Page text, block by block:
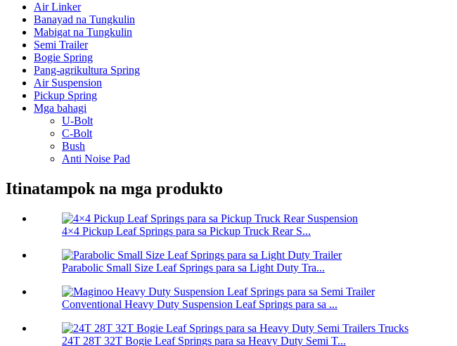
Air Linker
Banayad na Tungkulin
Mabigat na Tungkulin
Semi Trailer
Bogie Spring
Pang-agrikultura Spring
Air Suspension
Pickup Spring
Mga bahagi
U-Bolt
C-Bolt
Bush
Anti Noise Pad
Itinatampok na mga produkto
4×4 Pickup Leaf Springs para sa Pickup Truck Rear S...
Parabolic Small Size Leaf Springs para sa Light Duty Tra...
Conventional Heavy Duty Suspension Leaf Springs para sa ...
24T 28T 32T Bogie Leaf Springs para sa Heavy Duty Semi T...